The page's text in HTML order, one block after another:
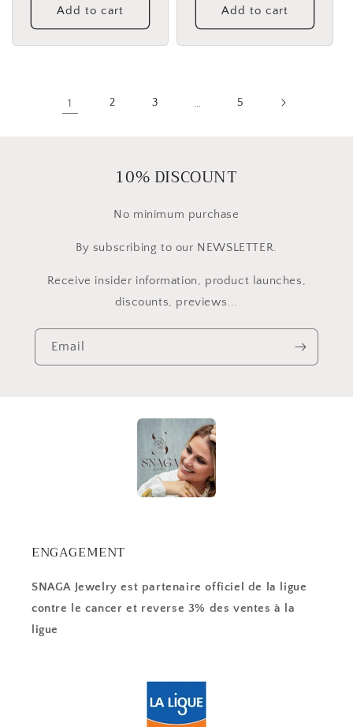
Add to cart Add to cart
1 2 3 … 5
10% DISCOUNT
No minimum purchase
By subscribing to our NEWSLETTER.
Receive insider information, product launches,
discounts, previews...
Email
ENGAGEMENT
SNAGA Jewelry est partenaire officiel de la ligue
contre le cancer et reverse 3% des ventes à la
ligue